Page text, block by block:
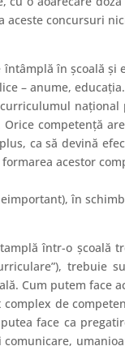
aceste concursuri
în şcoală şi
– anume, educaţia.
competenţă
ca să devină
acestor
în
într-o şcoală
trebuie
Cum putem face
de
face ca